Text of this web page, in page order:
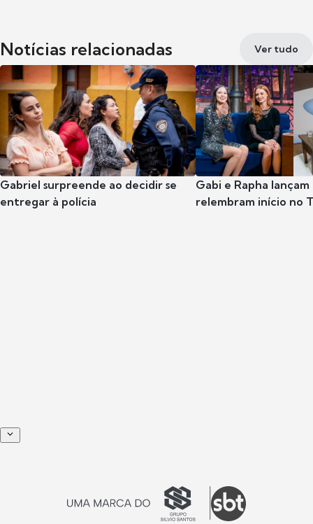
Notícias relacionadas Ver tudo
Gabriel surpreende ao decidir se
entregar à polícia
Gabi e Rapha
relembram início no